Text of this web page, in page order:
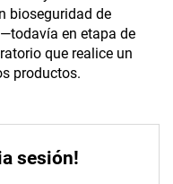
bioseguridad de
en etapa de
que realice un
productos.
sesión!